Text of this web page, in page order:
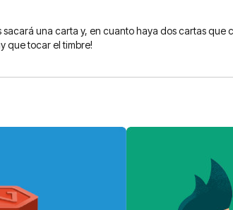
una carta y, en cuanto haya dos cartas
que tocar el timbre!